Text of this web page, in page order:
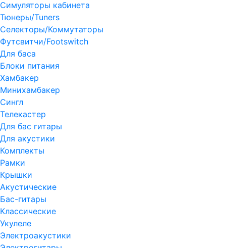
Симуляторы кабинета
Тюнеры/Tuners
Селекторы/Коммутаторы
Футсвитчи/Footswitch
Для баса
Блоки питания
Хамбакер
Минихамбакер
Сингл
Телекастер
Для бас гитары
Для акустики
Комплекты
Рамки
Крышки
Акустические
Бас-гитары
Классические
Укулеле
Электроакустики